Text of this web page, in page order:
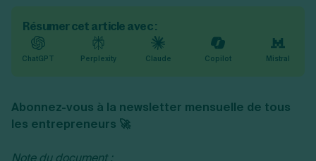
Résumer cet article avec :
ChatGPT Perplexity Claude Copilot Mistral
Abonnez-vous à la newsletter mensuelle de tous
les entrepreneurs 🚀
Note du document :